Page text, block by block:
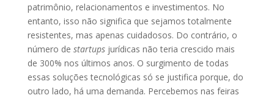
patrimônio, relacionamentos e investimentos. No
entanto, isso não significa que sejamos totalmente
resistentes, mas apenas cuidadosos. Do contrário, o
número de startupsjurídicas não teria crescido mais
de 300% nos últimos anos. O surgimento de todas
essas soluções tecnológicas só se justifica porque, do
outro lado, há uma demanda. Percebemos nas feiras